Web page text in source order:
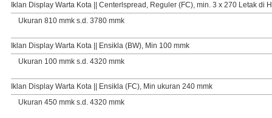
Iklan Display Warta Kota || Centerlspread, Reguler (FC), min. 3 x 270 Letak di
Ukuran 810 mmk s.d. 3780 mmk
Iklan Display Warta Kota || Ensikla (BW), Min 100 mmk
Ukuran 100 mmk s.d. 4320 mmk
Iklan Display Warta Kota || Ensikla (FC), Min ukuran 240 mmk
Ukuran 450 mmk s.d. 4320 mmk